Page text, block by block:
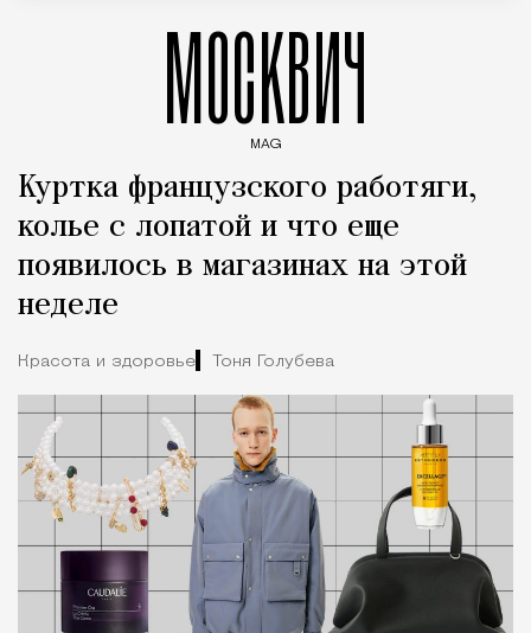
МОСКВИЧ
MAG
Куртка французского работяги,
колье с лопатой и что еще
появилось в магазинах на этой
неделе
Красота и здоровье Тоня Голубева